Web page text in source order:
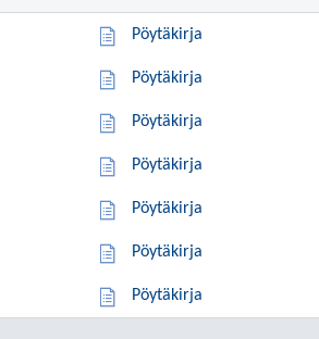
Pöytäkirja
Pöytäkirja
Pöytäkirja
Pöytäkirja
Pöytäkirja
Pöytäkirja
Pöytäkirja